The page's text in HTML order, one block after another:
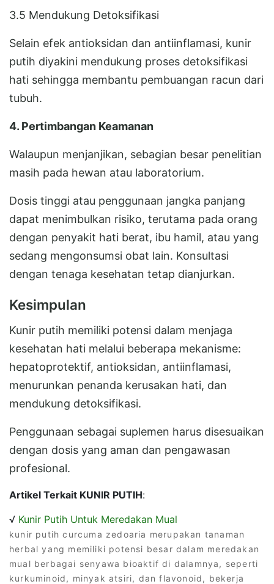
3.5 Mendukung Detoksifikasi
Selain efek antioksidan dan antiinflamasi, kunir
putih diyakini mendukung proses detoksifikasi
hati sehingga membantu pembuangan racun dari
tubuh.
4. Pertimbangan Keamanan
Walaupun menjanjikan, sebagian besar penelitian
masih pada hewan atau laboratorium.
Dosis tinggi atau penggunaan jangka panjang
dapat menimbulkan risiko, terutama pada orang
dengan penyakit hati berat, ibu hamil, atau yang
sedang mengonsumsi obat lain. Konsultasi
dengan tenaga kesehatan tetap dianjurkan.
Kesimpulan
Kunir putih memiliki potensi dalam menjaga
kesehatan hati melalui beberapa mekanisme:
hepatoprotektif, antioksidan, antiinflamasi,
menurunkan penanda kerusakan hati, dan
mendukung detoksifikasi.
Penggunaan sebagai suplemen harus disesuaikan
dengan dosis yang aman dan pengawasan
profesional.
Artikel Terkait KUNIR PUTIH:
√ Kunir Putih Untuk Meredakan Mual
kunir putih curcuma zedoaria merupakan tanaman
herbal yang memiliki potensi besar dalam meredakan
mual berbagai senyawa bioaktif di dalamnya, seperti
kurkuminoid, minyak atsiri, dan flavonoid, bekerja